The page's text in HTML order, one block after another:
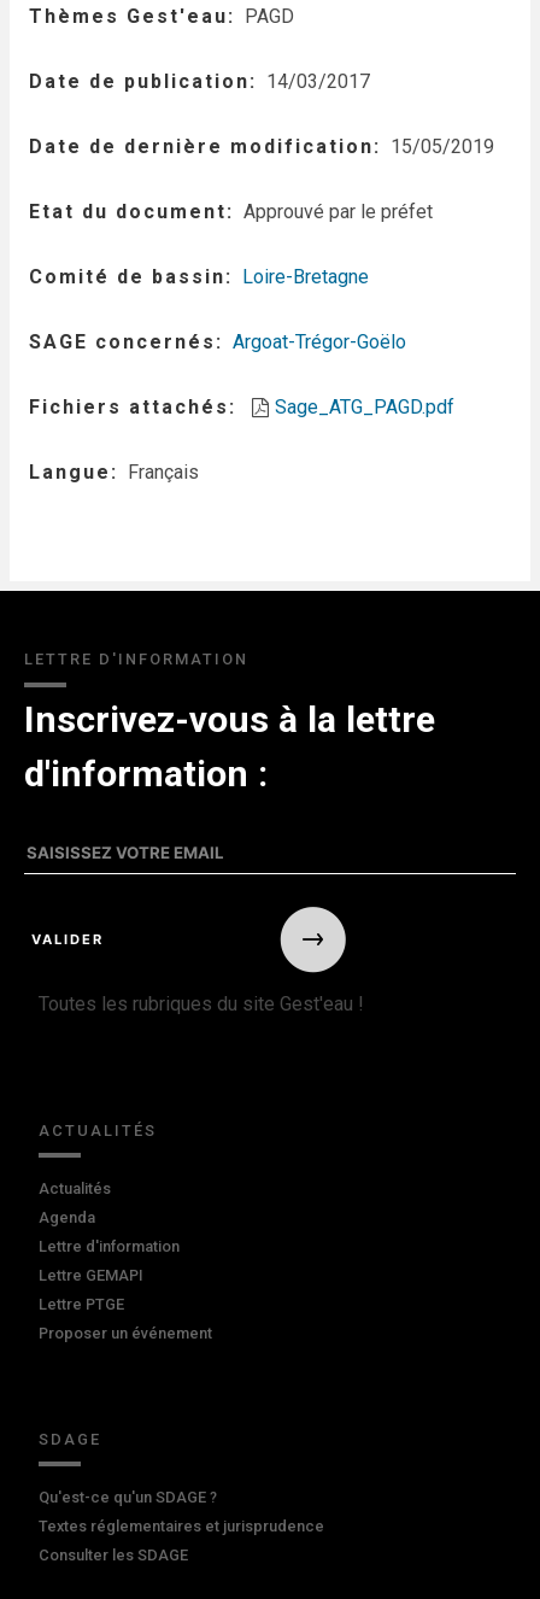
Thèmes Gest'eau PAGD
Date de publication 14/03/2017
Date de dernière modification 15/05/2019
Etat du document Approuvé par le préfet
Comité de bassin Loire-Bretagne
SAGE concernés Argoat-Trégor-Goëlo
Fichiers attachés Sage_ATG_PAGD.pdf
Langue Français
LETTRE D'INFORMATION
Inscrivez-vous à la lettre
d'information :
Toutes les rubriques du site Gest'eau !
ACTUALITÉS
Actualités
Agenda
Lettre d'information
Lettre GEMAPI
Lettre PTGE
Proposer un événement
SDAGE
Qu'est-ce qu'un SDAGE ?
Textes réglementaires et jurisprudence
Consulter les SDAGE